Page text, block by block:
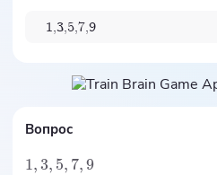
1 3 5 7 9
Вопрос
1,3, 5, 7,9